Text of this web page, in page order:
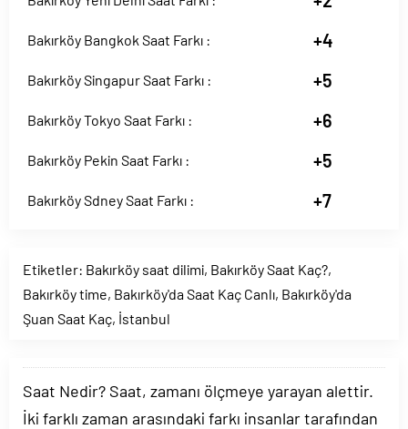
Bakırköy Bangkok Saat Farkı : +4
Bakırköy Singapur Saat Farkı : +5
Bakırköy Tokyo Saat Farkı : +6
Bakırköy Pekin Saat Farkı : +5
Bakırköy Sdney Saat Farkı : +7
Etiketler: Bakırköy saat dilimi, Bakırköy Saat Kaç?,
Bakırköy time, Bakırköy'da Saat Kaç Canlı, Bakırköy'da
Şuan Saat Kaç, İstanbul
Saat Nedir? Saat, zamanı ölçmeye yarayan alettir.
İki farklı zaman arasındaki farkı insanlar tarafından